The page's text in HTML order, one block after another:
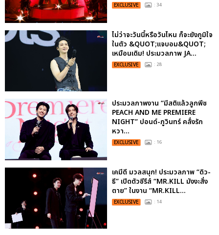
EXCLUSIVE : 34
ไม่ว่าจะวันนี้หรือวันไหน ก็จะยังภูมิใจ
ในตัว &QUOT;แจบอม&QUOT;
เหมือนเดิม! ประมวลภาพ JA...
EXCLUSIVE : 28
ประมวลภาพงาน “มีสติแล้วลูกพีช
PEACH AND ME PREMIERE
NIGHT” ปอนด์-ภูวินทร์ คลั่งรัก
หวา...
EXCLUSIVE : 16
เคมีดี มวลสนุก! ประมวลภาพ “ดิว-
ธี” เปิดตัวซีรีส์ “MR.KILL มังงะสั่ง
ตาย” ในงาน “MR.KILL...
EXCLUSIVE : 14